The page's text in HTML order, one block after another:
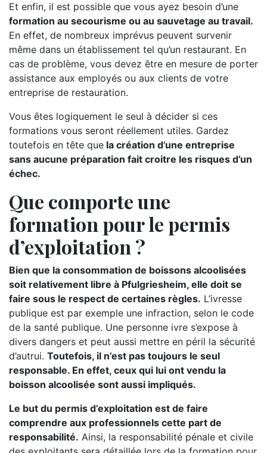
Et enfin, il est possible que vous ayez besoin d’une
formation au secourisme ou au sauvetage au travail.
En effet, de nombreux imprévus peuvent survenir
même dans un établissement tel qu’un restaurant. En
cas de problème, vous devez être en mesure de porter
assistance aux employés ou aux clients de votre
entreprise de restauration.
Vous êtes logiquement le seul à décider si ces
formations vous seront réellement utiles. Gardez
toutefois en tête que la création d’une entreprise
sans aucune préparation fait croitre les risques d’un
échec.
Que comporte une
formation pour le permis
d’exploitation ?
Bien que la consommation de boissons alcoolisées
soit relativement libre à Pfulgriesheim, elle doit se
faire sous le respect de certaines règles. L’ivresse
publique est par exemple une infraction, selon le code
de la santé publique. Une personne ivre s’expose à
divers dangers et peut aussi mettre en péril la sécurité
d’autrui. Toutefois, il n’est pas toujours le seul
responsable. En effet, ceux qui lui ont vendu la
boisson alcoolisée sont aussi impliqués.
Le but du permis d’exploitation est de faire
comprendre aux professionnels cette part de
responsabilité. Ainsi, la responsabilité pénale et civile